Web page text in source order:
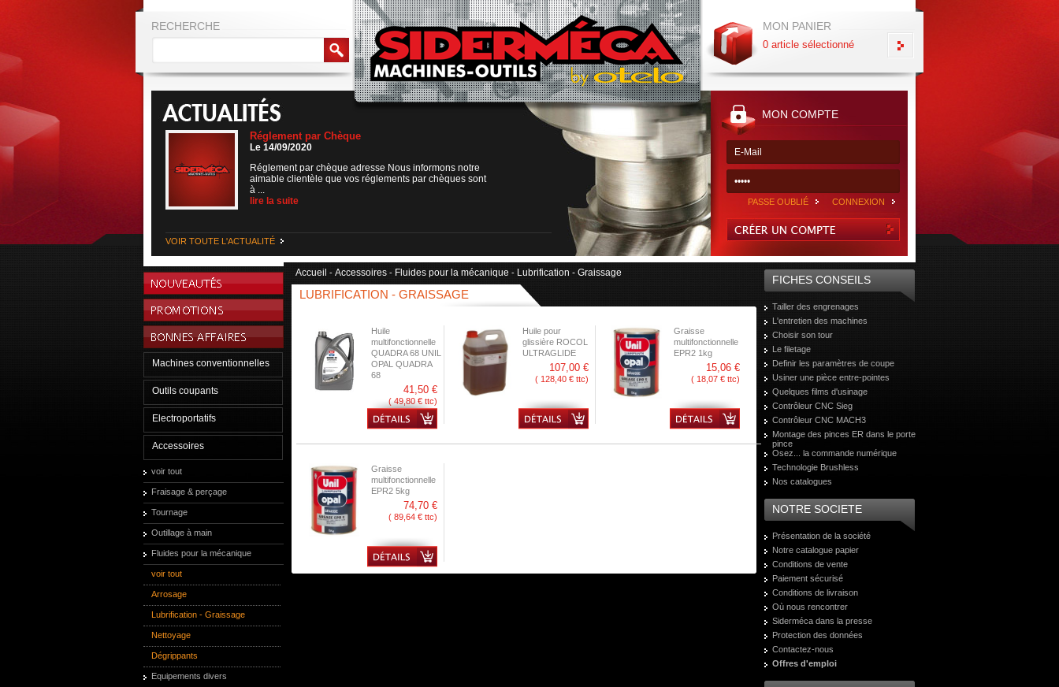
RECHERCHE MON PANIER
0 article sélectionné
Réglement par Chèque
Le 14/09/2020
Réglement par chèque adresse Nous informons notre
aimable clientèle que vos réglements par chèques sont
à ...
lire la suite
VOIR TOUTE L'ACTUALITÉ
MON COMPTE
CONNEXION
PASSE OUBLIÉ
Machines conventionnelles
Outils coupants
Electroportatifs
Accessoires
voir tout
Fraisage & perçage
Tournage
Outillage à main
Fluides pour la mécanique
voir tout
Arrosage
Lubrification - Graissage
Nettoyage
Dégrippants
Equipements divers
Accueil - Accessoires - Fluides pour la mécanique - Lubrification - Graissage
LUBRIFICATION - GRAISSAGE
Huile
multifonctionnelle
QUADRA 68 UNIL
OPAL QUADRA
68
41,50 €
( 49,80 € ttc)
Huile pour
glissière ROCOL
ULTRAGLIDE
107,00 €
( 128,40 € ttc)
Graisse
multifonctionnelle
EPR2 1kg
15,06 €
( 18,07 € ttc)
Graisse
multifonctionnelle
EPR2 5kg
74,70 €
( 89,64 € ttc)
FICHES CONSEILS
Tailler des engrenages
L'entretien des machines
Choisir son tour
Le filetage
Definir les paramètres de coupe
Usiner une pièce entre-pointes
Quelques films d'usinage
Contrôleur CNC Sieg
Contrôleur CNC MACH3
Montage des pinces ER dans le porte
pince
Osez... la commande numérique
Technologie Brushless
Nos catalogues
NOTRE SOCIETE
Présentation de la société
Notre catalogue papier
Conditions de vente
Paiement sécurisé
Conditions de livraison
Où nous rencontrer
Siderméca dans la presse
Protection des données
Contactez-nous
Offres d'emploi